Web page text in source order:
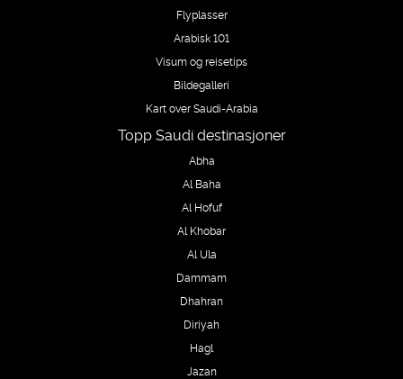
Flyplasser
Arabisk 101
Visum og reisetips
Bildegalleri
Kart over Saudi-Arabia
Topp Saudi destinasjoner
Abha
Al Baha
Al Hofuf
Al Khobar
Al Ula
Dammam
Dhahran
Diriyah
Hagl
Jazan